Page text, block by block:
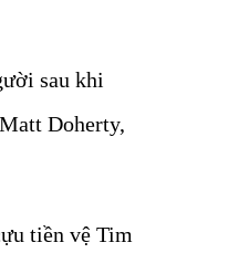
sau khi
Doherty,
tiền vệ Tim